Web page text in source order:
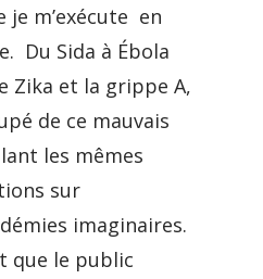
je m’exécute en
Du Sida à Ébola
Zika et la grippe A,
de ce mauvais
les mêmes
sur
imaginaires.
que le public